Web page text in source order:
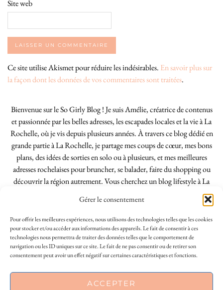
Gérer le consentement
Pour offrir les meilleures expériences, nous utilisons des technologies telles que les cookies
pour stocker et/ou accéder aux informations des appareils. Le fait de consentir à ces
technologies nous permettra de traiter des données telles que le comportement de
navigation ou les ID uniques sur ce site. Le fait de ne pas consentir ou de retirer son
consentement peut avoir un effet négatif sur certaines caractéristiques et fonctions.
ACCEPTER
Site web
Ce site utilise Akismet pour réduire les indésirables. En savoir plus sur
la façon dont les données de vos commentaires sont traitées.
Bienvenue sur le So Girly Blog ! Je suis Amélie, créatrice de contenus
et passionnée par les belles adresses, les escapades locales et la vie à La
Rochelle, où je vis depuis plusieurs années. À travers ce blog dédié en
grande partie à La Rochelle, je partage mes coups de cœur, mes bons
plans, des idées de sorties en solo ou à plusieurs, et mes meilleures
adresses rochelaises pour bruncher, se balader, faire du shopping ou
découvrir la région autrement. Vous cherchez un blog lifestyle à La
Rochelle, tenu par une locale ? Vous êtes au bon endroit. Que vous
soyez Rochelais·e ou de passage dans notre belle ville, j’espère que mes
articles vous aideront à profiter de La Rochelle comme un·e vrai·e
initié·e. !
FACEBOOK | 18200